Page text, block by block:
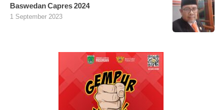
Baswedan Capres 2024
1 September 2023